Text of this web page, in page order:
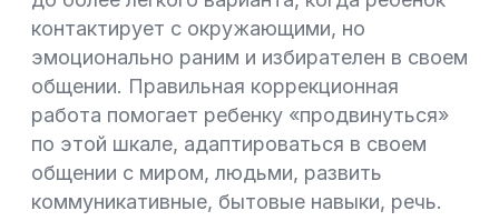
контактирует с окружающими, но
эмоционально раним и избирателен в своем
общении. Правильная коррекционная
работа помогает ребенку «продвинуться»
по этой шкале, адаптироваться в своем
общении с миром, людьми, развить
коммуникативные, бытовые навыки, речь.